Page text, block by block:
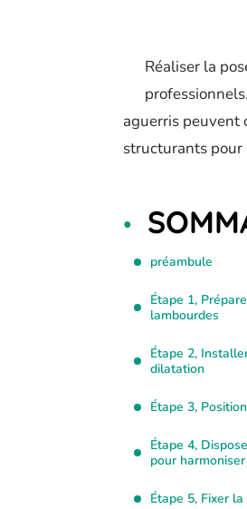
Réaliser la
aguerris peuvent
structurants pour
préambule
Étape 1,
lambourdes
Étape 2,
dilatation
Étape 3,
Étape 4,
pour harmoniser
Étape 5, Fixer